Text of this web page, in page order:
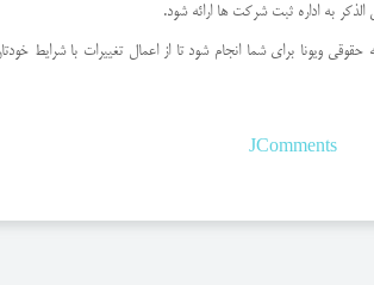
به اداره ثبت شرکت ها ارائه شود.
ویونا برای شما انجام شود تا از اعمال تغییرات با شرایط
JComments